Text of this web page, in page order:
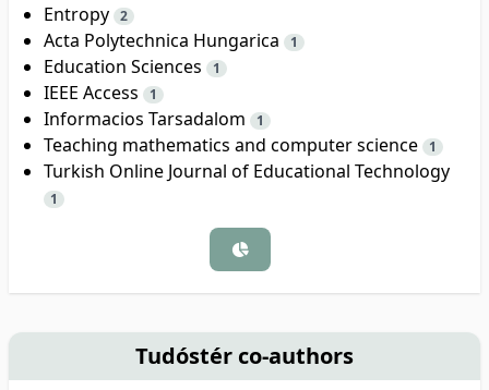
Entropy 2
Acta Polytechnica Hungarica 1
Education Sciences 1
IEEE Access 1
Informacios Tarsadalom 1
Teaching mathematics and computer science 1
Turkish Online Journal of Educational Technology
1
Tudóstér co-authors